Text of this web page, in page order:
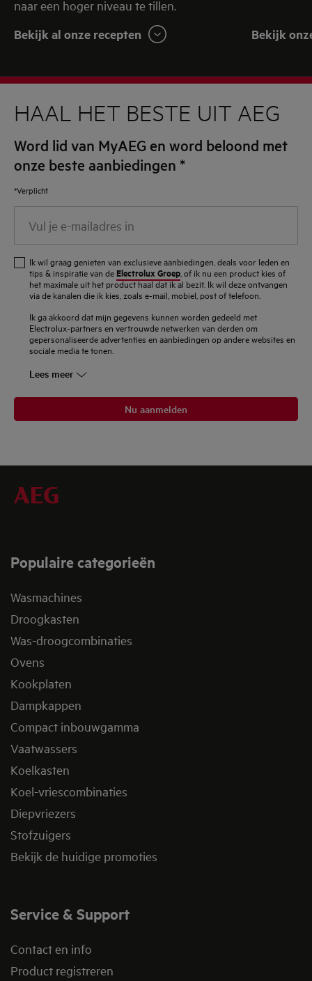
naar een hoger niveau te tillen.
Bekijk al onze recepten Bekijk
HAAL HET BESTE UIT AEG
Word lid van MyAEG en word beloond met
onze beste aanbiedingen *
*Verplicht
mailadres
Ik wil graag genieten van exclusieve aanbiedingen, deals voor leden en
tips & inspiratie van de Electrolux Groep , of ik nu een product kies of
het maximale uit het product haal dat ik al bezit. Ik wil deze ontvangen
via de kanalen die ik kies, zoals e-mail, mobiel, post of telefoon.
Ik ga akkoord dat mijn gegevens kunnen worden gedeeld met
Electrolux-partners en vertrouwde netwerken van derden om
gepersonaliseerde advertenties en aanbiedingen op andere websites en
sociale media te tonen.
Lees meer
Nu aanmelden
Populaire categorieën
Wasmachines
Droogkasten
Was-droogcombinaties
Ovens
Kookplaten
Dampkappen
Compact inbouwgamma
Vaatwassers
Koelkasten
Koel-vriescombinaties
Diepvriezers
Stofzuigers
Bekijk de huidige promoties
Service & Support
Contact en info
Product registreren